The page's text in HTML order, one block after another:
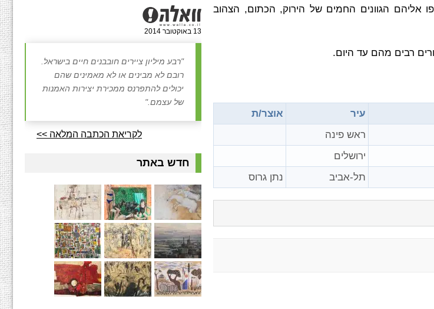
אליהם הגוונים החמים של הירוק, הכתום, הצהוב
רבים מהם עד היום.
עיר
אוצר/ת
ראש פינה
ירושלים
תל-אביב נתן גרוס
13 באוקטובר 2014
"רבע מיליון ציירים חובבנים חיים בישראל.
רובם לא מבינים או לא מאמינים שהם
יכולים להתפרנס ממכירת יצירות האמנות
של עצמם."
לקריאת הכתבה המלאה >>
חדש באתר